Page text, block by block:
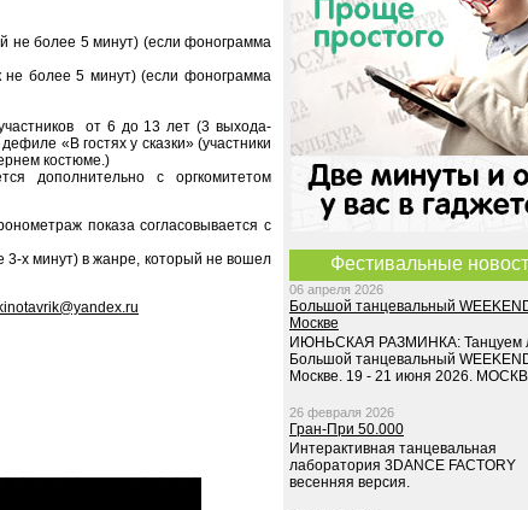
не более 5 минут) (если фонограмма
более 5 минут) (если фонограмма
от 6 до 13 лет (3 выхода-
«В гостях у сказки» (участники
костюме.)
дополнительно с оргкомитетом
показа согласовывается с
минут) в жанре, который не вошел
Фестивальные
06 апреля 2026
Большой танцевальный
Москве
ИЮНЬСКАЯ РАЗМИНКА: Танцуем
Большой танцевальный
Москве. 19 - 21 июня 2026.
26 февраля 2026
Гран-При 50.000
Интерактивная танцевальная
лаборатория 3DANCE FACTORY
весенняя версия.